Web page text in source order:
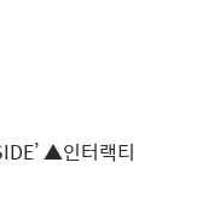
’▲인터랙티